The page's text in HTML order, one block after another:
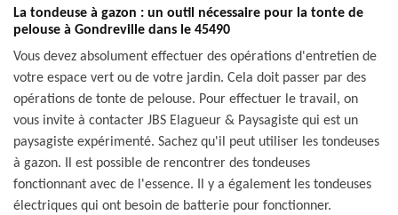
La tondeuse à gazon : un outil nécessaire pour la tonte de
pelouse à Gondreville dans le 45490
Vous devez absolument effectuer des opérations d'entretien de
votre espace vert ou de votre jardin. Cela doit passer par des
opérations de tonte de pelouse. Pour effectuer le travail, on
vous invite à contacter JBS Elagueur & Paysagiste qui est un
paysagiste expérimenté. Sachez qu'il peut utiliser les tondeuses
à gazon. Il est possible de rencontrer des tondeuses
fonctionnant avec de l'essence. Il y a également les tondeuses
électriques qui ont besoin de batterie pour fonctionner.